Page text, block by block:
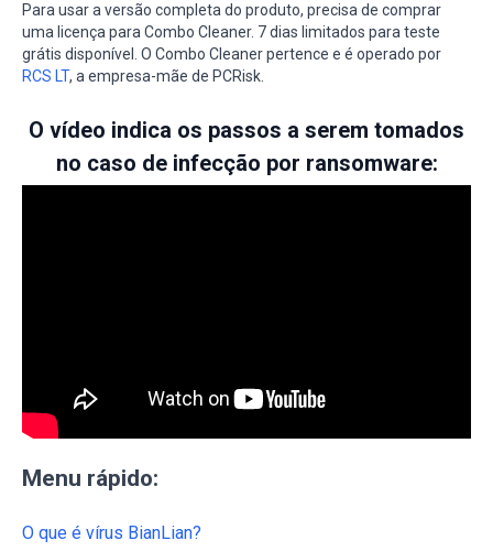
Para usar a versão completa do produto, precisa de comprar
uma licença para Combo Cleaner. 7 dias limitados para teste
grátis disponível. O Combo Cleaner pertence e é operado por
RCS LT, a empresa-mãe de PCRisk.
O vídeo indica os passos a serem tomados
no caso de infecção por ransomware:
Menu rápido:
O que é vírus BianLian?